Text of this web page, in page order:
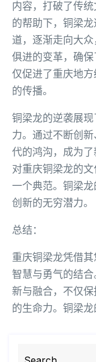
内容，打破了传
的帮助下，铜梁
道，逐渐走向大
俱进的变革，确
仅促进了重庆地
的传播。
铜梁龙的逆袭展
力。通过不断创
代的鸿沟，成为
对重庆铜梁龙的
一个典范。铜梁
创新的无穷潜力。
总结：
重庆铜梁龙凭借
智慧与勇气的结
新与融合，不仅
的生命力。铜梁